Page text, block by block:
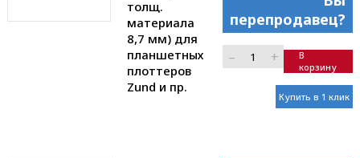
толщ.
материала
8,7 мм) для
планшетных
плоттеров
Zund и пр.
перепродавец?
– +
В
корзину
Купить в 1 клик